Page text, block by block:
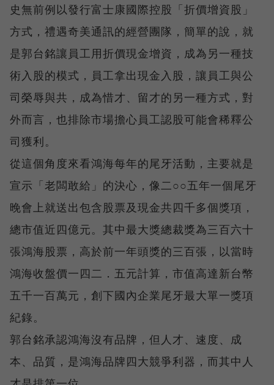
史無前例以發行富士康國際控股「折價增資股」
方式，禮遇奇美通訊的經營團隊，簡單的說，就
是郭台銘讓員工用折價現金增資，成為另一種技
術入股的模式，員工拿出現金入股，讓員工與公
司榮辱與共，成為惜才、留才的另一種方式，對
外而言，也排除市場擔心員工認股可能會稀釋公
司獲利。
從這個角度來看鴻海每年的尾牙活動，主要就是
宣示「老闆敢給」的決心，像二○○五年一個尾牙
晚會上就送出包含股票及現金共四千多個獎項，
總市值近四億元。其中最大獎總裁獎為三百六十
張鴻海股票，高於前一年頭獎的三百張，以當時
鴻海收盤價一四二．五元計算，市值高達新台幣
五千一百萬元，創下國內企業尾牙最大單一獎項
紀錄。
郭台銘承認鴻海沒有品牌，但人才、速度、成
本、品質，是鴻海品牌四大競爭利器，而其中人